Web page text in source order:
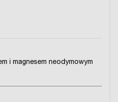
i magnesem neodymowym